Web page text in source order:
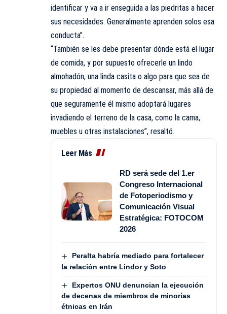
identificar y va a ir enseguida a las piedritas a hacer
sus necesidades. Generalmente aprenden solos esa
conducta”.
“También se les debe presentar dónde está el lugar
de comida, y por supuesto ofrecerle un lindo
almohadón, una linda casita o algo para que sea de
su propiedad al momento de descansar, más allá de
que seguramente él mismo adoptará lugares
invadiendo el terreno de la casa, como la cama,
muebles u otras instalaciones”, resaltó.
Leer Más
RD será sede del 1.er
Congreso Internacional
de Fotoperiodismo y
Comunicación Visual
Estratégica: FOTOCOM
2026
Peralta habría mediado para fortalecer
la relación entre Lindor y Soto
Expertos ONU denuncian la ejecución
de decenas de miembros de minorías
étnicas en Irán